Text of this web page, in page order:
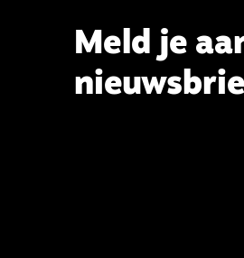
commissie beoogt.
Meld je